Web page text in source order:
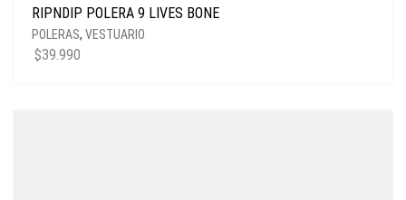
RIPNDIP POLERA 9 LIVES BONE
POLERAS, VESTUARIO
$39.990